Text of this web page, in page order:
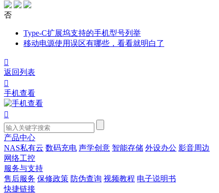
否
Type-C扩展坞支持的手机型号列举
移动电源使用误区有哪些，看看就明白了

返回列表

手机查看

产品中心
NAS私有云 数码充电 声学创意 智能存储 外设办公 影音周边
网络工控
服务与支持
售后服务 保修政策 防伪查询 视频教程 电子说明书
快捷链接